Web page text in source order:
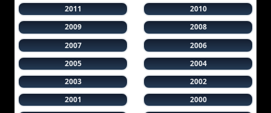
2011
2010
2009
2008
2007
2006
2005
2004
2003
2002
2001
2000